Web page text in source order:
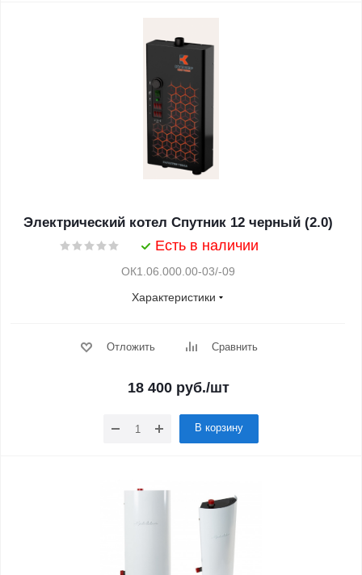
Электрический котел Спутник 12 черный (2.0)
Есть в наличии
ОК1.06.000.00-03/-09
Характеристики
Отложить Сравнить
18 400руб./шт
В корзину